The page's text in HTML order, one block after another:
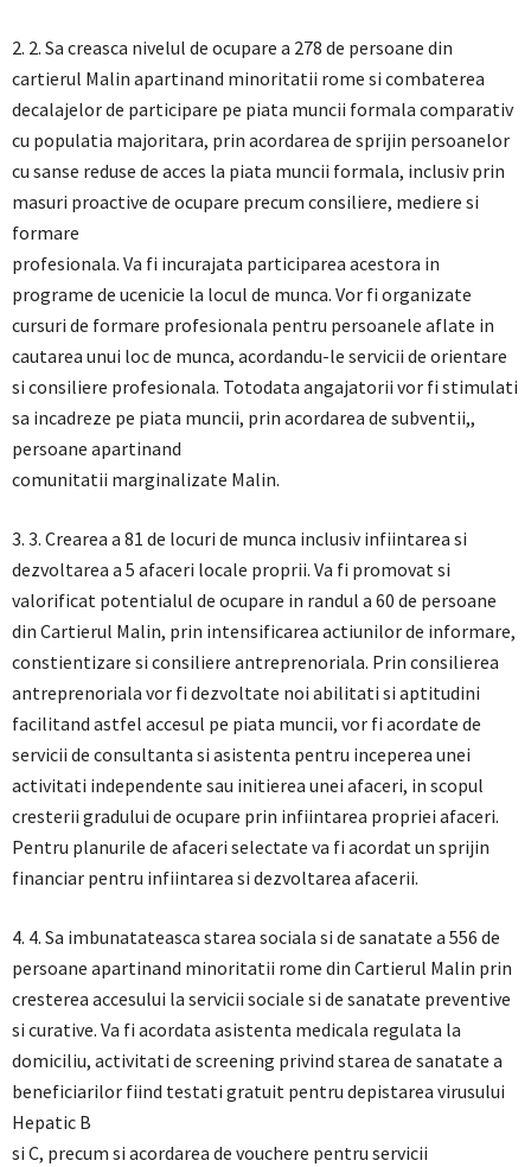
2. 2. Sa creasca nivelul de ocupare a 278 de persoane din
cartierul Malin apartinand minoritatii rome si combaterea
decalajelor de participare pe piata muncii formala comparativ
cu populatia majoritara, prin acordarea de sprijin persoanelor
cu sanse reduse de acces la piata muncii formala, inclusiv prin
masuri proactive de ocupare precum consiliere, mediere si
formare
profesionala. Va fi incurajata participarea acestora in
programe de ucenicie la locul de munca. Vor fi organizate
cursuri de formare profesionala pentru persoanele aflate in
cautarea unui loc de munca, acordandu-le servicii de orientare
si consiliere profesionala. Totodata angajatorii vor fi stimulati
sa incadreze pe piata muncii, prin acordarea de subventii,,
persoane apartinand
comunitatii marginalizate Malin.
3. 3. Crearea a 81 de locuri de munca inclusiv infiintarea si
dezvoltarea a 5 afaceri locale proprii. Va fi promovat si
valorificat potentialul de ocupare in randul a 60 de persoane
din Cartierul Malin, prin intensificarea actiunilor de informare,
constientizare si consiliere antreprenoriala. Prin consilierea
antreprenoriala vor fi dezvoltate noi abilitati si aptitudini
facilitand astfel accesul pe piata muncii, vor fi acordate de
servicii de consultanta si asistenta pentru inceperea unei
activitati independente sau initierea unei afaceri, in scopul
cresterii gradului de ocupare prin infiintarea propriei afaceri.
Pentru planurile de afaceri selectate va fi acordat un sprijin
financiar pentru infiintarea si dezvoltarea afacerii.
4. 4. Sa imbunatateasca starea sociala si de sanatate a 556 de
persoane apartinand minoritatii rome din Cartierul Malin prin
cresterea accesului la servicii sociale si de sanatate preventive
si curative. Va fi acordata asistenta medicala regulata la
domiciliu, activitati de screening privind starea de sanatate a
beneficiarilor fiind testati gratuit pentru depistarea virusului
Hepatic B
si C, precum si acordarea de vouchere pentru servicii